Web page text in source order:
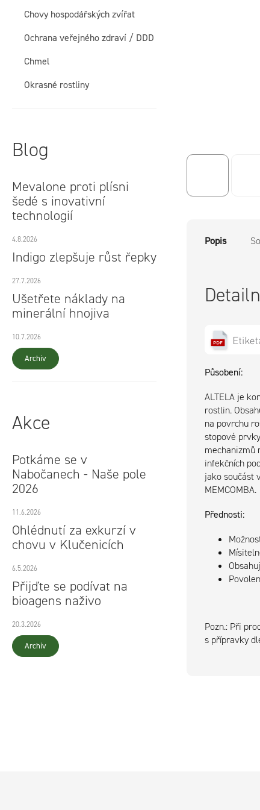
l
Chovy hospodářských zvířat
Ochrana veřejného zdraví / DDD
Chmel
Okrasné rostliny
Blog
Mevalone proti plísni
šedé s inovativní
technologií
4.8.2026
Indigo zlepšuje růst řepky
27.7.2026
Ušetřete náklady na
minerální hnojiva
10.7.2026
Archiv
Akce
Potkáme se v
Nabočanech - Naše pole
2026
11.6.2026
Ohlédnutí za exkurzí v
chovu v Klučenicích
6.5.2026
Přijďte se podívat na
bioagens naživo
20.3.2026
Archiv
Popis
Působení:
ALTELA je
rostlin.
na povrchu
stopové
mechanizmů
infekčních
jako součást
MEMCOMBA.
Přednosti:
Pozn.: Při
s přípravky